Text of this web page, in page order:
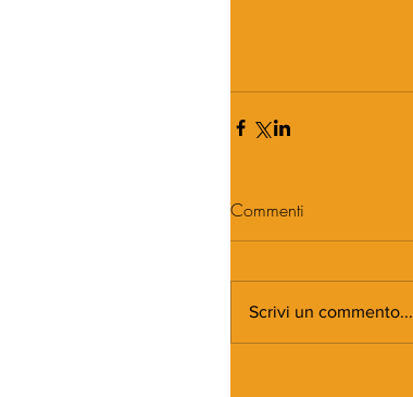
Commenti
Scrivi un commento...